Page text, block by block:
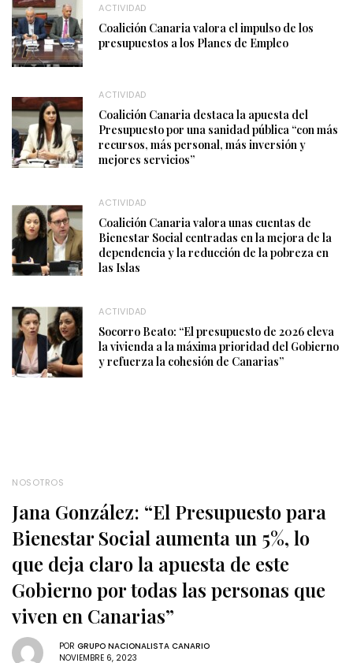
ACTIVIDAD
Coalición Canaria valora el impulso de los
presupuestos a los Planes de Empleo
ACTIVIDAD
Coalición Canaria destaca la apuesta del
Presupuesto por una sanidad pública “con más
recursos, más personal, más inversión y
mejores servicios”
ACTIVIDAD
Coalición Canaria valora unas cuentas de
Bienestar Social centradas en la mejora de la
dependencia y la reducción de la pobreza en
las Islas
ACTIVIDAD
Socorro Beato: “El presupuesto de 2026 eleva
la vivienda a la máxima prioridad del Gobierno
y refuerza la cohesión de Canarias”
NOSOTROS
Jana González: “El Presupuesto para
Bienestar Social aumenta un 5%, lo
que deja claro la apuesta de este
Gobierno por todas las personas que
viven en Canarias”
POR GRUPO NACIONALISTA CANARIO
NOVIEMBRE 6, 2023